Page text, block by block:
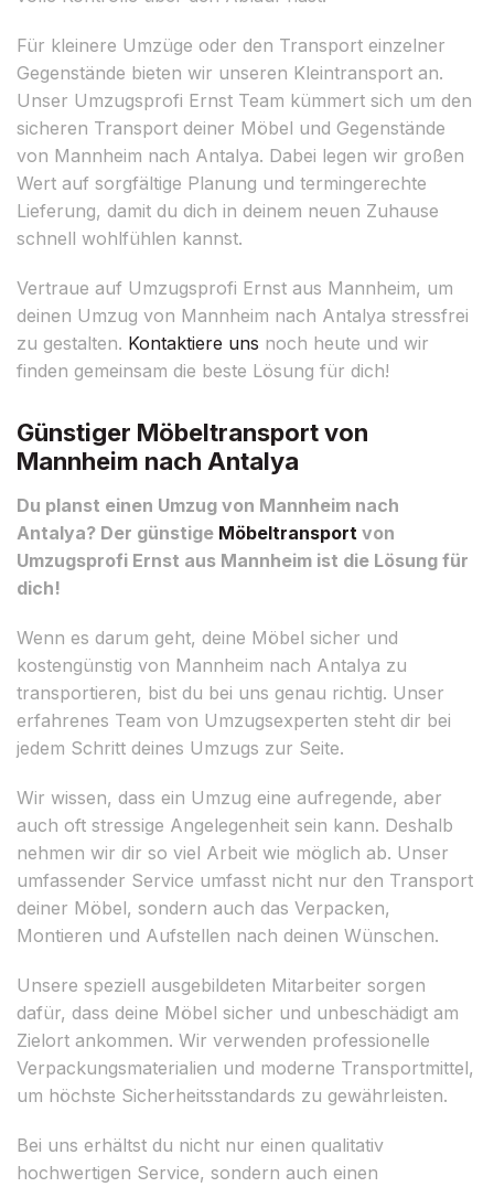
Für kleinere Umzüge oder den Transport einzelner
Gegenstände bieten wir unseren Kleintransport an.
Unser Umzugsprofi Ernst Team kümmert sich um den
sicheren Transport deiner Möbel und Gegenstände
von Mannheim nach Antalya. Dabei legen wir großen
Wert auf sorgfältige Planung und termingerechte
Lieferung, damit du dich in deinem neuen Zuhause
schnell wohlfühlen kannst.
Vertraue auf Umzugsprofi Ernst aus Mannheim, um
deinen Umzug von Mannheim nach Antalya stressfrei
zu gestalten. Kontaktiere uns noch heute und wir
finden gemeinsam die beste Lösung für dich!
Günstiger Möbeltransport von
Mannheim nach Antalya
Du planst einen Umzug von Mannheim nach
Antalya? Der günstige Möbeltransport von
Umzugsprofi Ernst aus Mannheim ist die Lösung für
dich!
Wenn es darum geht, deine Möbel sicher und
kostengünstig von Mannheim nach Antalya zu
transportieren, bist du bei uns genau richtig. Unser
erfahrenes Team von Umzugsexperten steht dir bei
jedem Schritt deines Umzugs zur Seite.
Wir wissen, dass ein Umzug eine aufregende, aber
auch oft stressige Angelegenheit sein kann. Deshalb
nehmen wir dir so viel Arbeit wie möglich ab. Unser
umfassender Service umfasst nicht nur den Transport
deiner Möbel, sondern auch das Verpacken,
Montieren und Aufstellen nach deinen Wünschen.
Unsere speziell ausgebildeten Mitarbeiter sorgen
dafür, dass deine Möbel sicher und unbeschädigt am
Zielort ankommen. Wir verwenden professionelle
Verpackungsmaterialien und moderne Transportmittel,
um höchste Sicherheitsstandards zu gewährleisten.
Bei uns erhältst du nicht nur einen qualitativ
hochwertigen Service, sondern auch einen